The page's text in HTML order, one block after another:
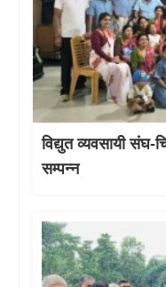
विद्युत व्यवसायी संघ-
सम्पन्न